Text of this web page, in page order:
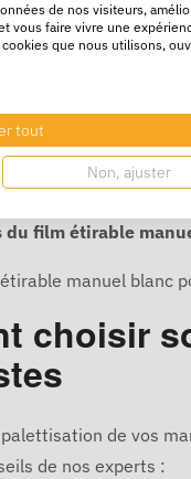
parfaite du
adhésif, ni autre
utilisateurs, notre
pour un gain de
de film étirable
du film étirable
manuel blanc
choisir
de vos
de nos experts :
de nos visiteurs,
vous faire vivre une
que nous utilisons,
tout
Non, ajuster